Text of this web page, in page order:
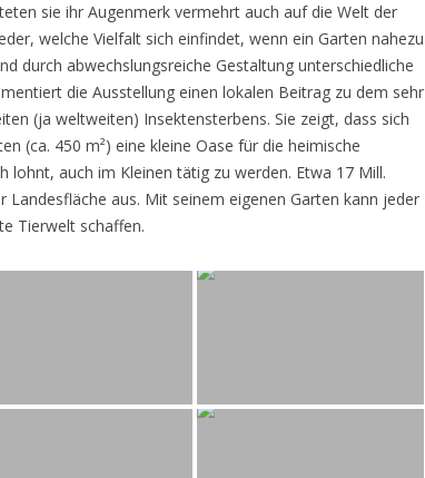
sie ihr Augenmerk vermehrt auch auf die Welt der
welche Vielfalt sich einfindet, wenn ein Garten nahezu
durch abwechslungsreiche Gestaltung unterschiedliche
die Ausstellung einen lokalen Beitrag zu dem sehr
(ja weltweiten) Insektensterbens. Sie zeigt, dass sich
(ca. 450 m²) eine kleine Oase für die heimische
lohnt, auch im Kleinen tätig zu werden. Etwa 17 Mill.
Landesfläche aus. Mit seinem eigenen Garten kann jeder
Tierwelt schaffen.